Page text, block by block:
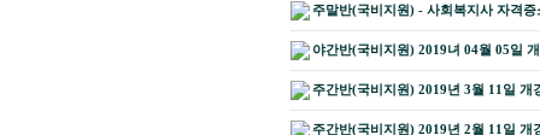
주말반(국비지원) - 사회복지사 자격
야간반(국비지원) 2019녀 04월 05일
주간반(국비지원) 2019년 3월 11일 개
주간반(국비지원) 2019년 2월 11일 개